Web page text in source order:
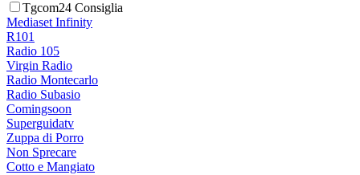
Tgcom24 Consiglia
Mediaset Infinity
R101
Radio 105
Virgin Radio
Radio Montecarlo
Radio Subasio
Comingsoon
Superguidatv
Zuppa di Porro
Non Sprecare
Cotto e Mangiato